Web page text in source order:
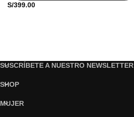
S/399.00
SUSCRÍBETE A NUESTRO NEWSLETTER
SHOP
MUJER